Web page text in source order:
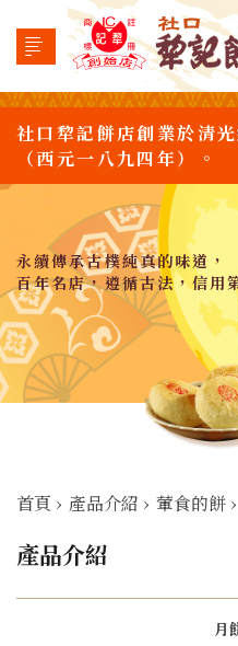
社口犂記餅店創業於清
（西元一八九四年）。
永續傳承古樸純真的味道，
百年名店，遵循古法，信用
首頁 › 產品介紹 › 葷食的餅 ›
產品介紹
月